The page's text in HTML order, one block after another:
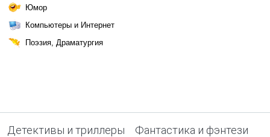
Юмор
Компьютеры и Интернет
Поэзия, Драматургия
Детективы и триллеры Фантастика и фэнтези